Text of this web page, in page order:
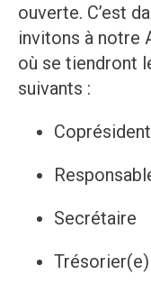
ouverte. C’est
invitons à notre
où se tiendront
suivants :
Secrétaire
Trésorier(e)